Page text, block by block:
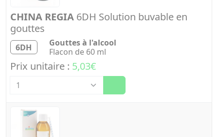
CHINA REGIA 6DH Solution buvable en
gouttes
6DH
Gouttes à l'alcool
Flacon de 60 ml
Prix unitaire : 5,03€